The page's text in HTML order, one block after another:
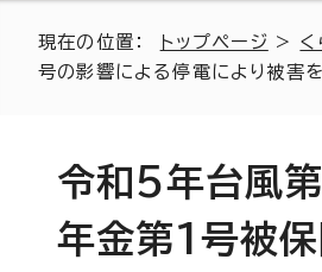
現在の位置： トップページ > く
号の影響による停電により被害
令和5年台風
年金第1号被